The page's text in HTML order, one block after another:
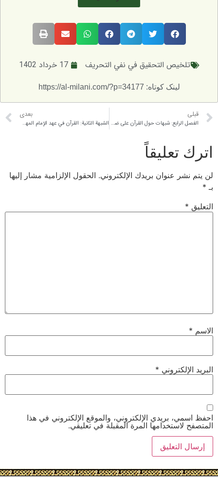
تلخيص التحقيق في نفي التحريف 17 خرداد 1402
لینک کوتاه: https://al-milani.com/?p=34177
قبلی
الفصل الرابع: شبهات حول القرآن على ضوء روايات الشيعة
بعدی
الشبهة الثانية: القرآن في عهد الإمام المهدي عليه السلام
اترك تعليقاً
لن يتم نشر عنوان بريدك الإلكتروني. الحقول الإلزامية مشار إليها
بـ *
التعليق *
الاسم *
البريد الإلكتروني *
احفظ اسمي، بريدي الإلكتروني، والموقع الإلكتروني في هذا
المتصفح لاستخدامها المرة المقبلة في تعليقي.